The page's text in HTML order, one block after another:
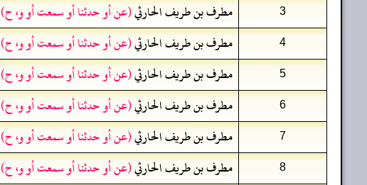
3 مطرف بن طريف الحارثي(عن أو حدثنا أو سمعت أو و، ح)
4 مطرف بن طريف الحارثي(عن أو حدثنا أو سمعت أو و، ح)
5 مطرف بن طريف الحارثي(عن أو حدثنا أو سمعت أو و، ح)
6 مطرف بن طريف الحارثي(عن أو حدثنا أو سمعت أو و، ح)
7 مطرف بن طريف الحارثي(عن أو حدثنا أو سمعت أو و، ح)
8 مطرف بن طريف الحارثي(عن أو حدثنا أو سمعت أو و، ح)